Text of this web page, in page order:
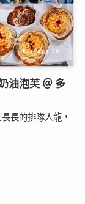
油泡芙 ＠ 多
長的排隊人龍，